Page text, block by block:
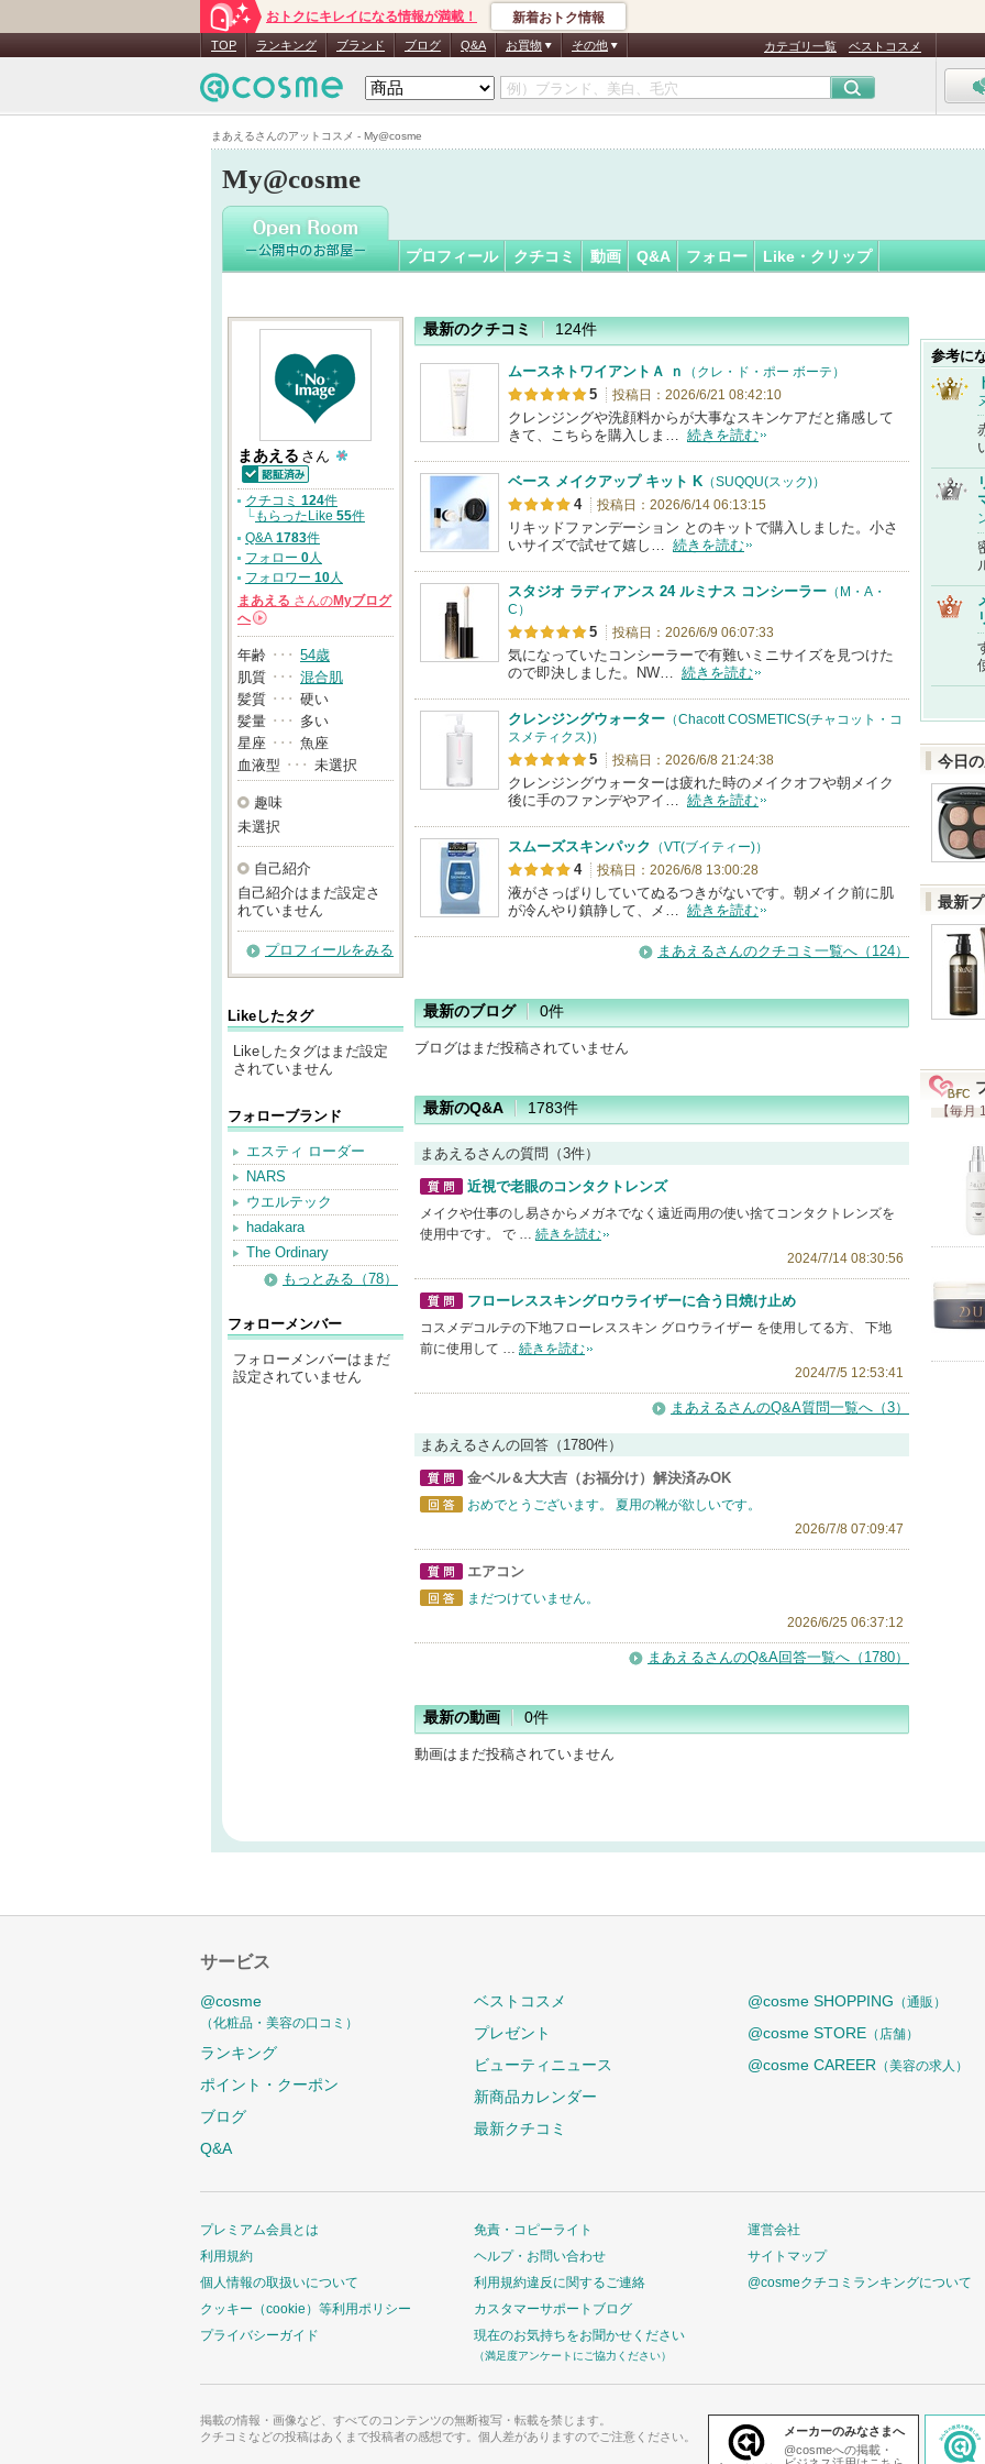
まあえるさんのアットコスメ - My@cosme
おトクにキレイになる情報が満載！ 新着おトク情報
TOP ランキング ブランド ブログ Q&A お買物 その他 カテゴリ一覧 ベストコスメ
My@cosme
まあえるさん
認
証
プロフィール クチコミ 動画 Q&A フォロー Like・クリップ
まあえる さん
認証済
クチコミ 124件
└もらったLike 55件
Q&A 1783件
フォロー 0人
フォロワー 10人
まあえる さんのMyブログ
へ
→
年齢 ･･･ 54歳
肌質 ･･･ 混合肌
髪質 ･･･ 硬い
髪量 ･･･ 多い
星座 ･･･ 魚座
血液型 ･･･ 未選択
趣味
未選択
自己紹介
自己紹介はまだ設定さ
れていません
プロフィールをみる
Likeしたタグ
Likeしたタグはまだ設定
されていません
フォローブランド
エスティ ローダー
NARS
ウエルテック
hadakara
The Ordinary
もっとみる（78）
フォローメンバー
フォローメンバーはまだ
設定されていません
最新のクチコミ 124件
ムースネトワイアントＡ ｎ （クレ・ド・ポー ボーテ）
5 投稿日：2026/6/21 08:42:10
クレンジングや洗顔料からが大事なスキンケアだと痛感して
きて、こちらを購入しま… 続きを読む
ベース メイクアップ キット K （SUQQU(スック)）
4 投稿日：2026/6/14 06:13:15
リキッドファンデーション とのキットで購入しました。小さ
いサイズで試せて嬉し… 続きを読む
スタジオ ラディアンス 24 ルミナス コンシーラー （M・A・
C）
5 投稿日：2026/6/9 06:07:33
気になっていたコンシーラーで有難いミニサイズを見つけた
ので即決しました。NW… 続きを読む
クレンジングウォーター （Chacott COSMETICS(チャコット・コ
スメティクス)）
5 投稿日：2026/6/8 21:24:38
クレンジングウォーターは疲れた時のメイクオフや朝メイク
後に手のファンデやアイ… 続きを読む
スムーズスキンパック （VT(ブイティー)）
4 投稿日：2026/6/8 13:00:28
液がさっぱりしていてぬるつきがないです。朝メイク前に肌
が冷んやり鎮静して、メ… 続きを読む
まあえるさんのクチコミ一覧へ（124）
最新のブログ 0件
ブログはまだ投稿されていません
最新のQ&A 1783件
まあえるさんの質問（3件）
質問
近視で老眼のコンタクトレンズ
メイクや仕事のし易さからメガネでなく遠近両用の使い捨てコンタクトレンズを
使用中です。 で … 続きを読む
2024/7/14 08:30:56
質問
フローレススキングロウライザーに合う日焼け止め
コスメデコルテの下地フローレススキン グロウライザー を使用してる方、 下地
前に使用して … 続きを読む
2024/7/5 12:53:41
まあえるさんのQ&A質問一覧へ（3）
まあえるさんの回答（1780件）
質問
金ベル＆大大吉（お福分け）解決済みOK
おめでとうございます。 夏用の靴が欲しいです。
2026/7/8 07:09:47
質問
エアコン
まだつけていません。
2026/6/25 06:37:12
まあえるさんのQ&A回答一覧へ（1780）
最新の動画 0件
動画はまだ投稿されていません
参考に
今日
最新
【毎月
サービス
@cosme
（化粧品・美容の口コミ）
ランキング
ポイント・クーポン
ブログ
Q&A
ベストコスメ
プレゼント
ビューティニュース
新商品カレンダー
最新クチコミ
@cosme SHOPPING （通販）
@cosme STORE （店舗）
@cosme CAREER （美容の求人）
プレミアム会員とは
利用規約
個人情報の取扱いについて
クッキー（cookie）等利用ポリシー
プライバシーガイド
免責・コピーライト
ヘルプ・お問い合わせ
利用規約違反に関するご連絡
カスタマーサポートブログ
現在のお気持ちをお聞かせください
（満足度アンケートにご協力ください）
運営会社
サイトマップ
@cosmeクチコミランキングについて
掲載の情報・画像など、すべてのコンテンツの無断複写・転載を禁じます。
クチコミなどの投稿はあくまで投稿者の感想です。個人差がありますのでご注意ください。
メーカーのみなさまへ
@cosmeへの掲載・